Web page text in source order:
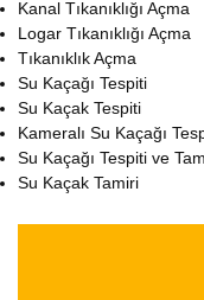
Kanal Tıkanıklığı Açma
Logar Tıkanıklığı Açma
Tıkanıklık Açma
Su Kaçağı Tespiti
Su Kaçak Tespiti
Kameralı Su Kaçağı
Su Kaçağı Tespiti ve
Su Kaçak Tamiri